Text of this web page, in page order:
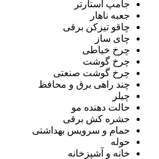
جامپ استارتر
جعبه ناهار
چاقو تیزکن برقی
چای ساز
چرخ خیاطی
چرخ گوشت
چرخ گوشت صنعتی
چند راهی برق و محافظ
چیلر
حالت دهنده مو
حشره کش برقی
حمام و سرویس بهداشتی
حوله
خانه و آشپزخانه